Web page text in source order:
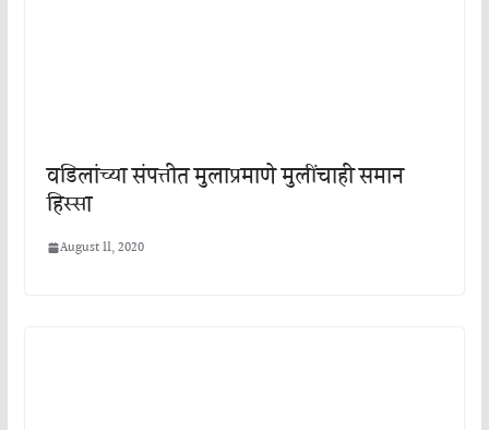
वडिलांच्या संपत्तीत मुलाप्रमाणे मुलींचाही समान
हिस्सा
August 11, 2020